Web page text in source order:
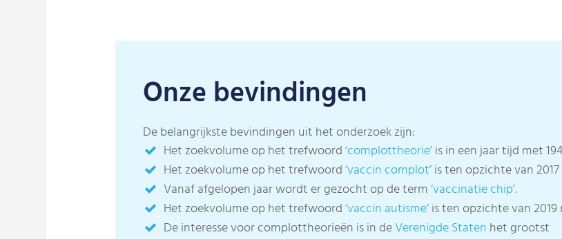
Onze bevindingen
De belangrijkste bevindingen uit het onderzoek zijn:
Het zoekvolume op het trefwoord‘complottheorie’is in een jaar tijd met
Het zoekvolume op het trefwoord‘vaccin complot’is ten opzichte van
Vanaf afgelopen jaar wordt er gezocht op de term‘vaccinatie chip’.
Het zoekvolume op het trefwoord‘vaccin autisme’is ten opzichte van
De interesse voor complottheorieën is in deVerenigde Staten het grootst